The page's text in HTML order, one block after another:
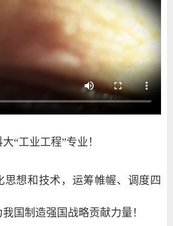
“工业工程”专业！
思想和技术，运筹帷幄、调度四
国制造强国战略贡献力量！